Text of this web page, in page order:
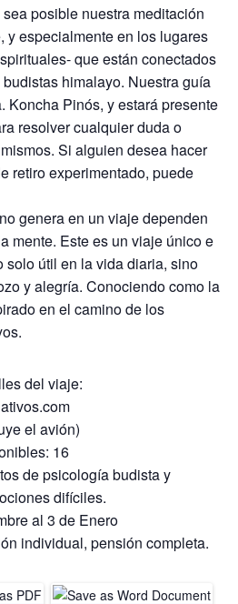
posible nuestra meditación
y especialmente en los lugares
que están conectados
himalayo. Nuestra guía
Koncha Pinós, y estará presente
resolver cualquier duda o
Si alguien desea hacer
retiro experimentado, puede
genera en un viaje dependen
mente. Este es un viaje único e
solo útil en la vida diaria, sino
y alegría. Conociendo como la
en el camino de los
del viaje:
el avión)
16​
de psicología budista y
difíciles.
al 3 de Enero
individual, pensión completa.